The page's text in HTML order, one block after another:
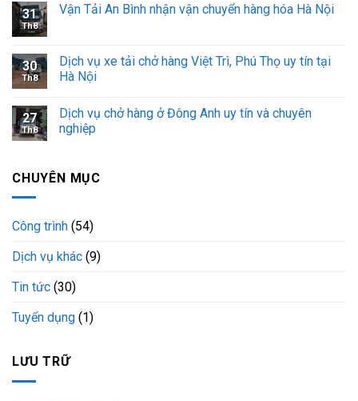
nhiệm
tải
29C-
31
Th8
Vận Tải An Bình nhận vận chuyển hàng hóa Hà Nội
30
Th8
Dịch vụ xe tải chở hàng Việt Trì, Phú Thọ uy tín tại
Hà Nội
27
Th8
Dịch vụ chở hàng ở Đông Anh uy tín và chuyên
nghiệp
CHUYÊN MỤC
Công trình (54)
Dịch vụ khác (9)
Tin tức (30)
Tuyển dụng (1)
LƯU TRỮ